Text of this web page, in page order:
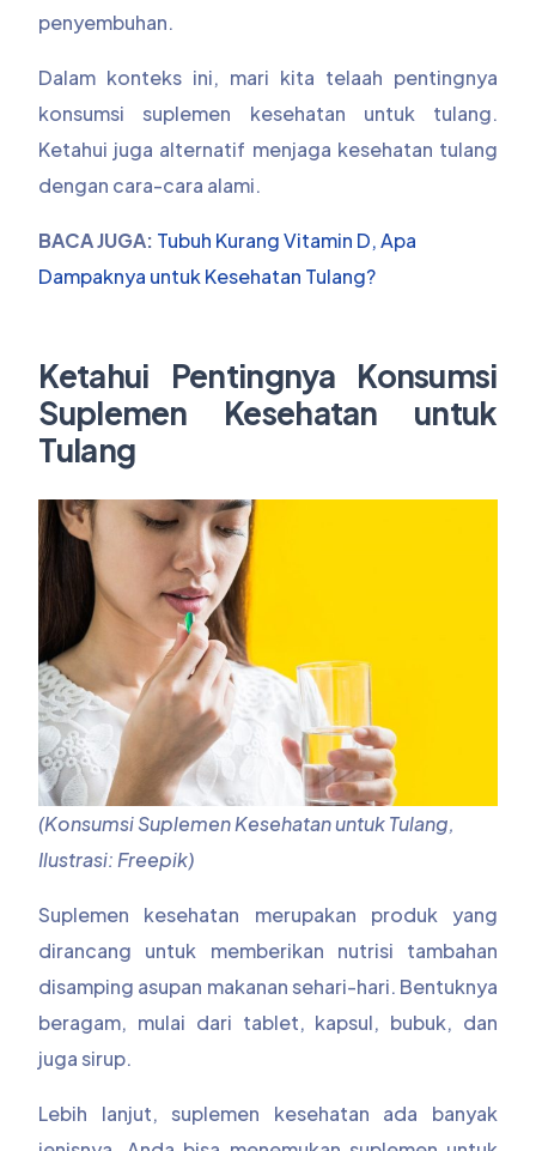
penyembuhan.
Dalam konteks ini, mari kita telaah pentingnya
konsumsi suplemen kesehatan untuk tulang.
Ketahui juga alternatif menjaga kesehatan tulang
dengan cara-cara alami.
BACA JUGA: Tubuh Kurang Vitamin D, Apa
Dampaknya untuk Kesehatan Tulang?
Ketahui Pentingnya Konsumsi
Suplemen Kesehatan untuk
Tulang
(Konsumsi Suplemen Kesehatan untuk Tulang,
Ilustrasi: Freepik)
Suplemen kesehatan merupakan produk yang
dirancang untuk memberikan nutrisi tambahan
disamping asupan makanan sehari-hari. Bentuknya
beragam, mulai dari tablet, kapsul, bubuk, dan
juga sirup.
Lebih lanjut, suplemen kesehatan ada banyak